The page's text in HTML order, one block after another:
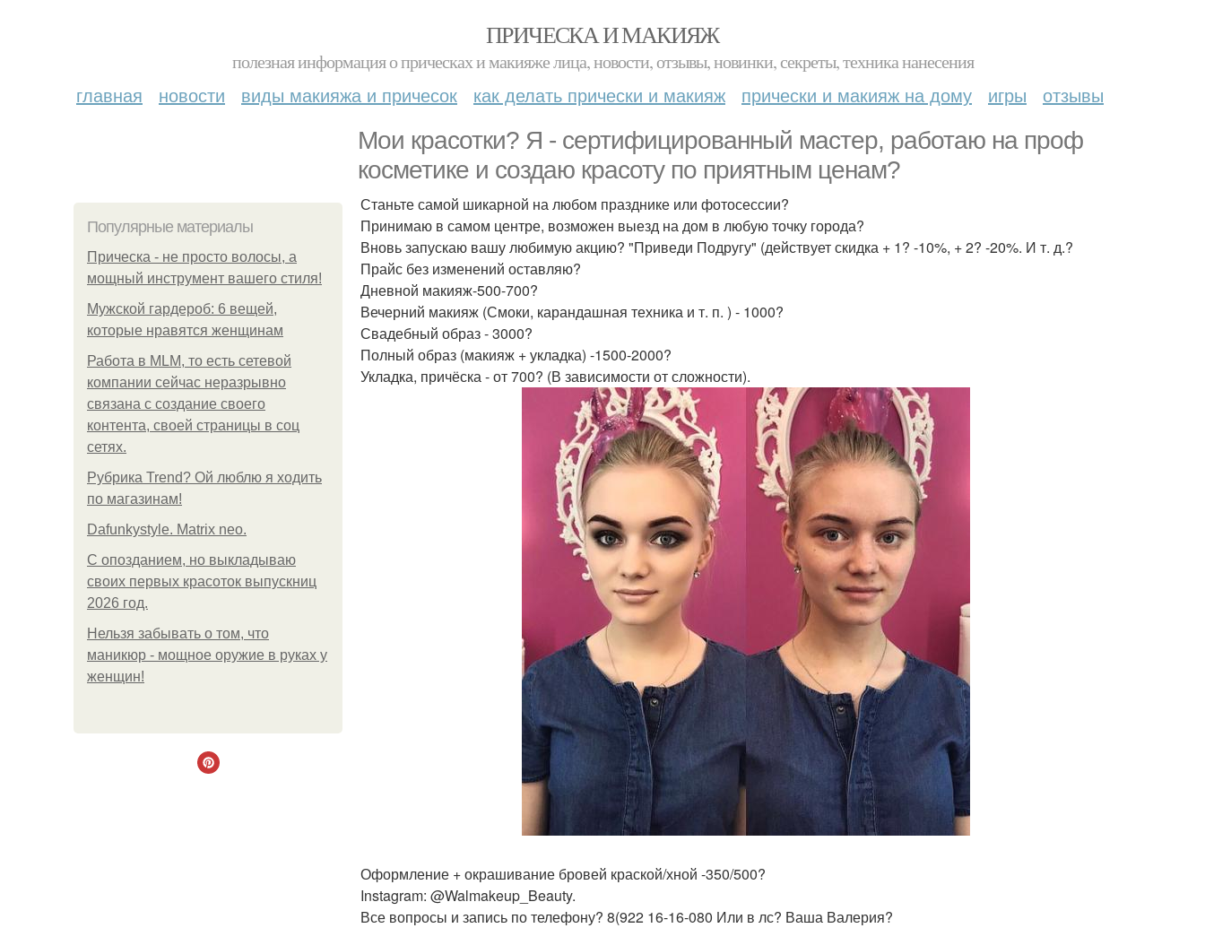
ПРИЧЕСКА И МАКИЯЖ
полезная информация о прическах и макияже лица, новости, отзывы, новинки, секреты, техника нанесения
главная новости виды макияжа и причесок как делать прически и макияж прически и макияж на дому игры отзывы
Мои красотки? Я - сертифицированный мастер, работаю на проф
косметике и создаю красоту по приятным ценам?
Популярные материалы
Прическа - не просто волосы, а
мощный инструмент вашего стиля!
Мужской гардероб: 6 вещей,
которые нравятся женщинам
Работа в MLM, то есть сетевой
компании сейчас неразрывно
связана с создание своего
контента, своей страницы в соц
сетях.
Рубрика Trend? Ой люблю я ходить
по магазинам!
Dafunkystyle. Matrix neo.
С опозданием, но выкладываю
своих первых красоток выпускниц
2026 год.
Нельзя забывать о том, что
маникюр - мощное оружие в руках у
женщин!
Станьте самой шикарной на любом празднике или фотосессии?
Принимаю в самом центре, возможен выезд на дом в любую точку города?
Вновь запускаю вашу любимую акцию? "Приведи Подругу" (действует скидка + 1? -10%, + 2? -20%. И т. д.?
Прайс без изменений оставляю?
Дневной макияж-500-700?
Вечерний макияж (Смоки, карандашная техника и т. п. ) - 1000?
Свадебный образ - 3000?
Полный образ (макияж + укладка) -1500-2000?
Укладка, причёска - от 700? (В зависимости от сложности).
Оформление + окрашивание бровей краской/хной -350/500?
Instagram: @Walmakeup_Beauty.
Все вопросы и запись по телефону? 8(922 16-16-080 Или в лс? Ваша Валерия?